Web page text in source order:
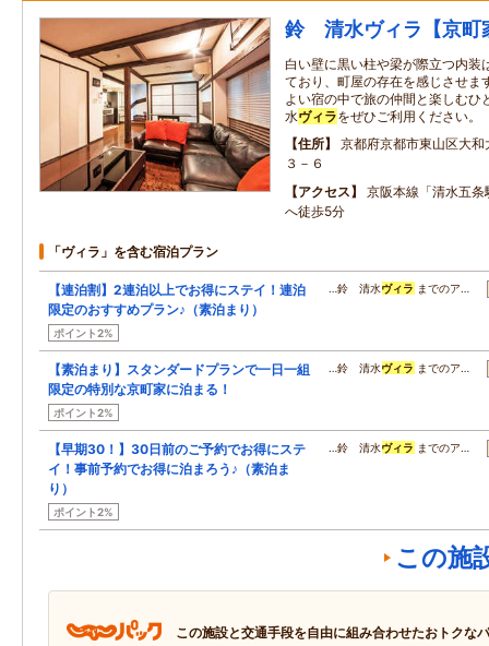
鈴 清水ヴィラ【京町
白い壁に黒い柱や梁が際立つ内装
ており、町屋の存在を感じさせま
よい宿の中で旅の仲間と楽しむひ
水ヴィラをぜひご利用ください。
住所
京都府京都市東山区大
３－６
アクセス
京阪本線「清水五
へ徒歩5分
「ヴィラ」を含む宿泊プラン
【連泊割】2連泊以上でお得にステイ！連泊
限定のおすすめプラン♪（素泊まり）
ポイント2%
…鈴 清水ヴィラ までのア…
【素泊まり】スタンダードプランで一日一組
限定の特別な京町家に泊まる！
ポイント2%
…鈴 清水ヴィラ までのア…
【早期30！】30日前のご予約でお得にステ
イ！事前予約でお得に泊まろう♪（素泊ま
り）
ポイント2%
…鈴 清水ヴィラ までのア…
この施
この施設と交通手段を自由に組み合わせたおトクな